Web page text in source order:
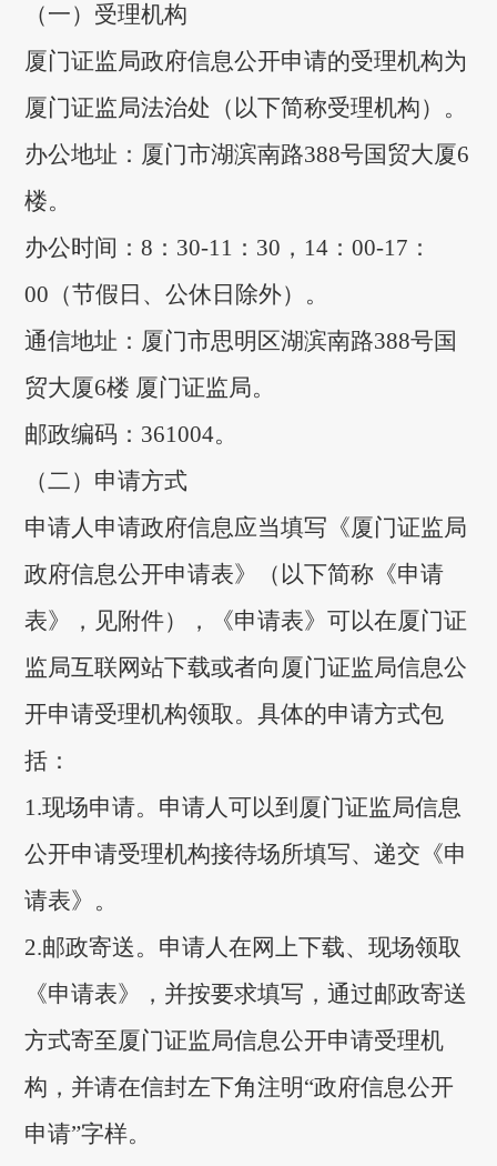
（一）受理机构
厦门证监局政府信息公开申请的受理机构为
厦门证监局法治处（以下简称受理机构）。
办公地址：厦门市湖滨南路388号国贸大厦6
楼。
办公时间：8：30-11：30，14：00-17：
00（节假日、公休日除外）。
通信地址：厦门市思明区湖滨南路388号国
贸大厦6楼 厦门证监局。
邮政编码：361004。
（二）申请方式
申请人申请政府信息应当填写《厦门证监局
政府信息公开申请表》（以下简称《申请
表》，见附件），《申请表》可以在厦门证
监局互联网站下载或者向厦门证监局信息公
开申请受理机构领取。具体的申请方式包
括：
1.现场申请。申请人可以到厦门证监局信息
公开申请受理机构接待场所填写、递交《申
请表》。
2.邮政寄送。申请人在网上下载、现场领取
《申请表》，并按要求填写，通过邮政寄送
方式寄至厦门证监局信息公开申请受理机
构，并请在信封左下角注明“政府信息公开
申请”字样。